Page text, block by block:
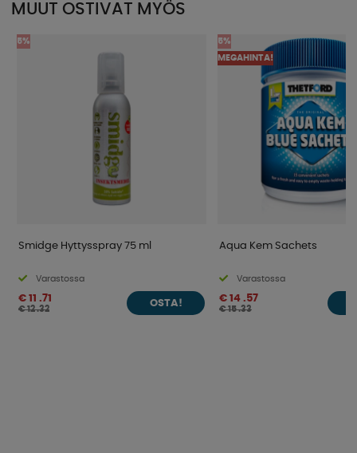
MUUT OSTIVAT MYÖS
5%
Smidge Hyttysspray 75 ml
Varastossa
€ 11 .71
€ 12 .32
OSTA!
5%
MEGAHINTA!
Aqua Kem Sachets
Varastossa
€ 14 .57
€ 15 .33